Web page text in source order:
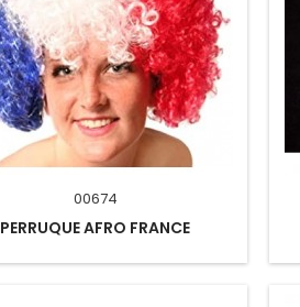
00674
PERRUQUE AFRO FRANCE